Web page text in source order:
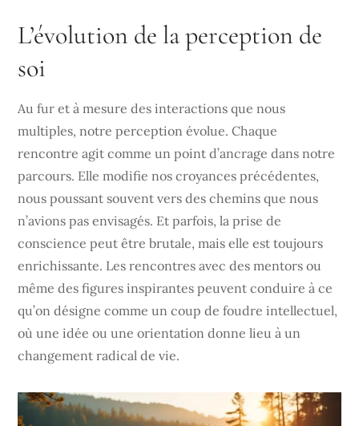
L’évolution de la perception de
soi
Au fur et à mesure des interactions que nous
multiples, notre perception évolue. Chaque
rencontre agit comme un point d’ancrage dans notre
parcours. Elle modifie nos croyances précédentes,
nous poussant souvent vers des chemins que nous
n’avions pas envisagés. Et parfois, la prise de
conscience peut être brutale, mais elle est toujours
enrichissante. Les rencontres avec des mentors ou
même des figures inspirantes peuvent conduire à ce
qu’on désigne comme un coup de foudre intellectuel,
où une idée ou une orientation donne lieu à un
changement radical de vie.